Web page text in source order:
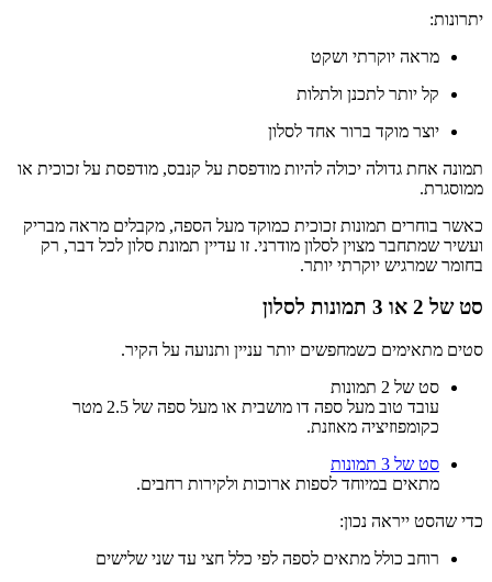
יתרונות:
מראה יוקרתי ושקט
קל יותר לתכנן ולתלות
יוצר מוקד ברור אחד לסלון
תמונה אחת גדולה יכולה להיות מודפסת על קנבס, מודפסת על זכוכית או
ממוסגרת.
כאשר בוחרים תמונות זכוכית כמוקד מעל הספה, מקבלים מראה מבריק
ועשיר שמתחבר מצוין לסלון מודרני. זו עדיין תמונת סלון לכל דבר, רק
בחומר שמרגיש יוקרתי יותר.
סט של 2 או 3 תמונות לסלון
סטים מתאימים כשמחפשים יותר עניין ותנועה על הקיר.
סט של 2 תמונות
עובד טוב מעל ספה דו מושבית או מעל ספה של 2.5 מטר
כקומפוזיציה מאוזנת.
סט של 3 תמונות
מתאים במיוחד לספות ארוכות ולקירות רחבים.
כדי שהסט ייראה נכון:
רוחב כולל מתאים לספה לפי כלל חצי עד שני שלישים